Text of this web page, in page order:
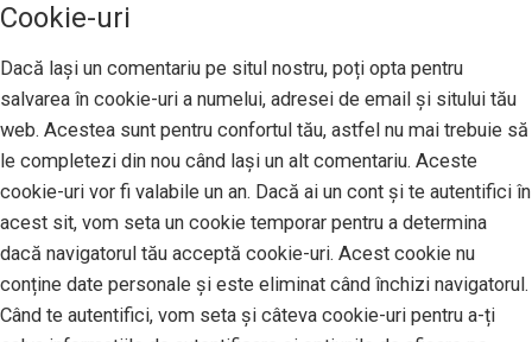
Cookie-uri
Dacă lași un comentariu pe situl nostru, poți opta pentru
salvarea în cookie-uri a numelui, adresei de email și sitului tău
web. Acestea sunt pentru confortul tău, astfel nu mai trebuie să
le completezi din nou când lași un alt comentariu. Aceste
cookie-uri vor fi valabile un an. Dacă ai un cont și te autentifici în
acest sit, vom seta un cookie temporar pentru a determina
dacă navigatorul tău acceptă cookie-uri. Acest cookie nu
conține date personale și este eliminat când închizi navigatorul.
Când te autentifici, vom seta și câteva cookie-uri pentru a-ți